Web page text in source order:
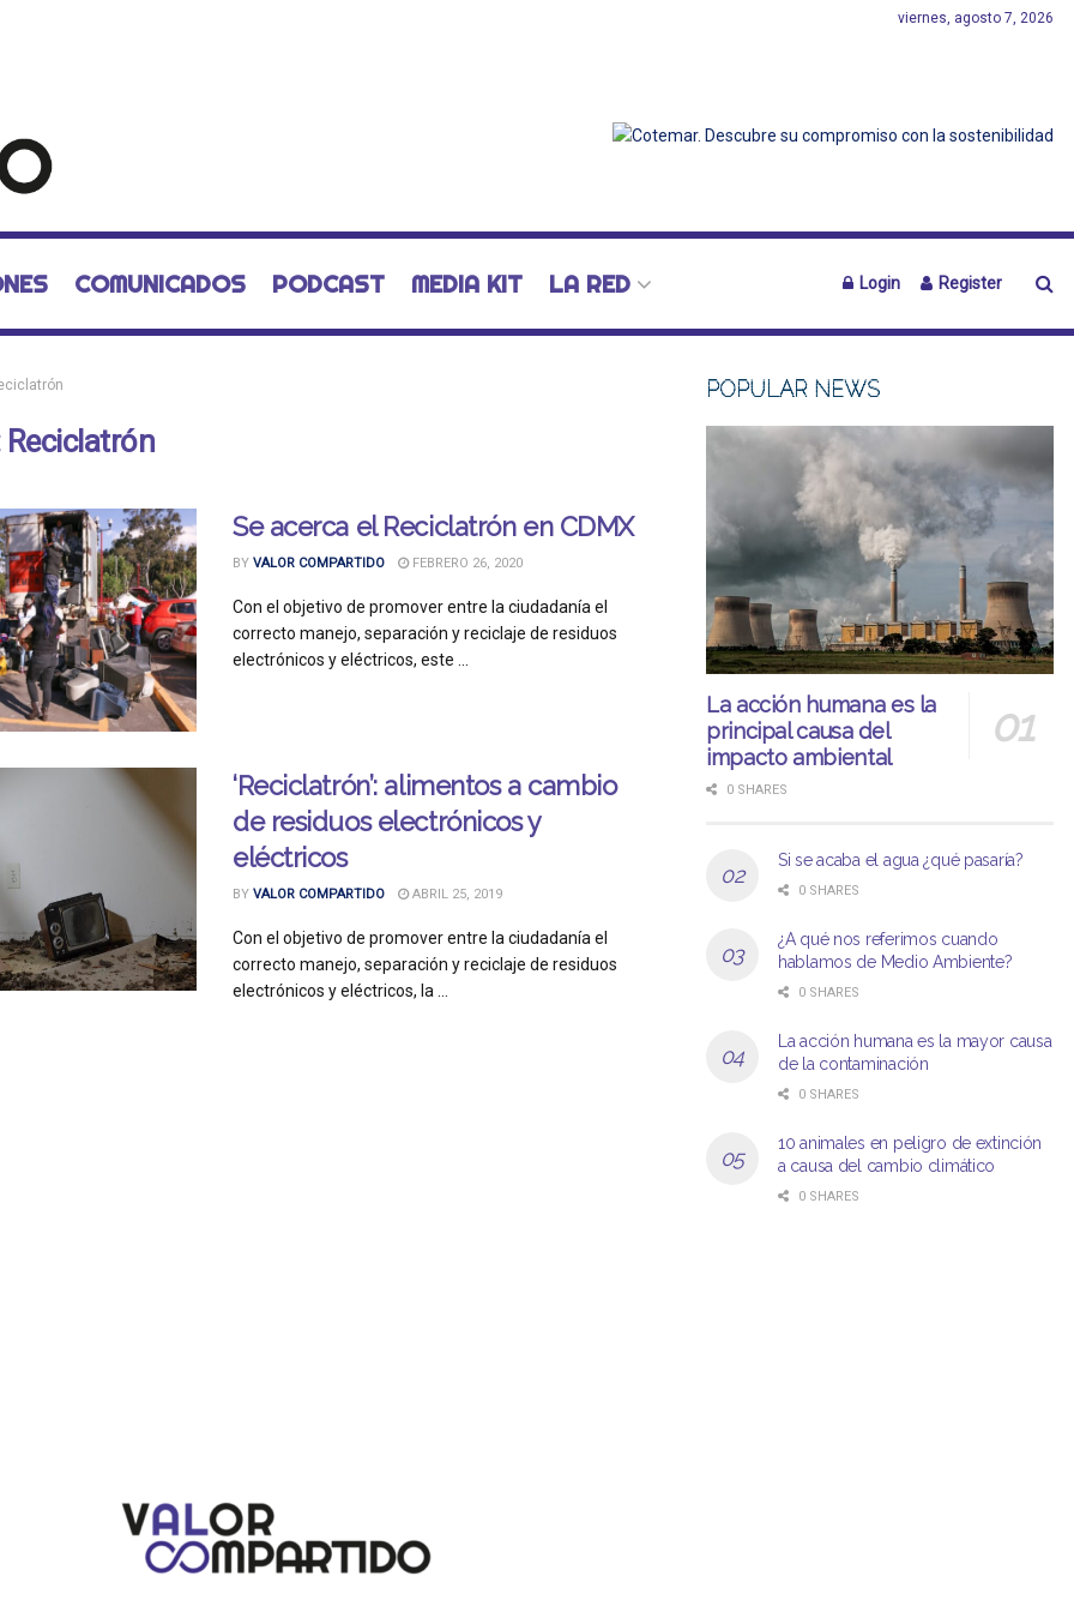
viernes, agosto 7, 2026
COMUNICADOS PODCAST MEDIA KIT LA RED Login Register
Reciclatrón
Se acerca el Reciclatrón en CDMX
BY VALOR COMPARTIDO FEBRERO 26, 2020
Con el objetivo de promover entre la ciudadanía el
correcto manejo, separación y reciclaje de residuos
electrónicos y eléctricos, este ...
‘Reciclatrón’: alimentos a cambio
de residuos electrónicos y
eléctricos
BY VALOR COMPARTIDO ABRIL 25, 2019
Con el objetivo de promover entre la ciudadanía el
correcto manejo, separación y reciclaje de residuos
electrónicos y eléctricos, la ...
POPULAR NEWS
La acción humana es la
principal causa del
impacto ambiental
0 SHARES
Si se acaba el agua ¿qué pasaría?
0 SHARES
¿A qué nos referimos cuando
hablamos de Medio Ambiente?
0 SHARES
La acción humana es la mayor causa
de la contaminación
0 SHARES
10 animales en peligro de extinción
a causa del cambio climático
0 SHARES